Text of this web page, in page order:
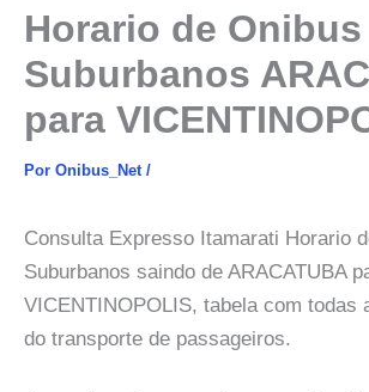
Horario de Onibus
Suburbanos
para
Por Onibus_Net /
Consulta Expresso Itamarati Horario
Suburbanos saindo de ARACATUBA
VICENTINOPOLIS, tabela com todas
do transporte de passageiros.